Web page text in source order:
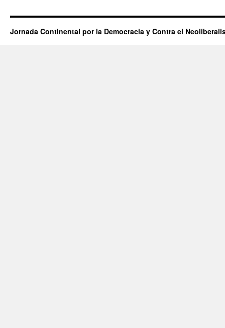
Jornada Continental por la Democracia y Contra el